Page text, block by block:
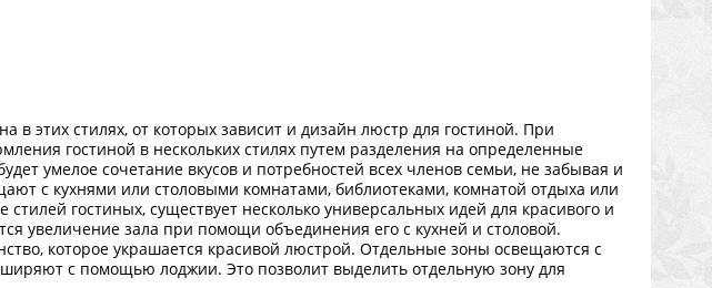
этих стилях, от которых зависит и дизайн люстр для гостиной. При
гостиной в нескольких стилях путем разделения на определенные
умелое сочетание вкусов и потребностей всех членов семьи, не забывая и
с кухнями или столовыми комнатами, библиотеками, комнатой отдыха или
гостиных, существует несколько универсальных идей для красивого и
увеличение зала при помощи объединения его с кухней и столовой.
которое украшается красивой люстрой. Отдельные зоны освещаются с
с помощью лоджии. Это позволит выделить отдельную зону для